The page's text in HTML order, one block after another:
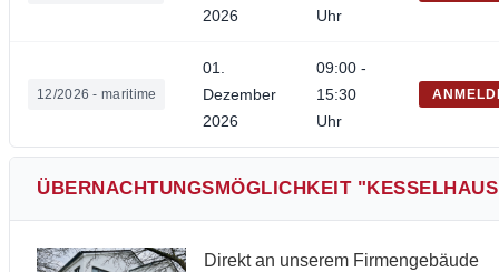
2026
Uhr
12/2026 - maritime
01.
Dezember
2026
09:00 -
15:30
Uhr
ÜBERNACHTUNGSMÖGLICHKEIT
Direkt an unserem Firmengebäude